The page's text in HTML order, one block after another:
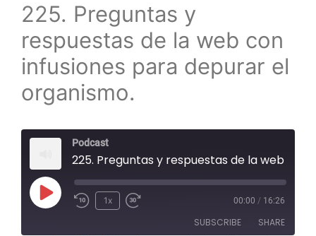
225. Preguntas y
respuestas de la web con
infusiones para depurar el
organismo.
Podcast
Play
1x 00:00 / 16:26
SUBSCRIBE SHARE